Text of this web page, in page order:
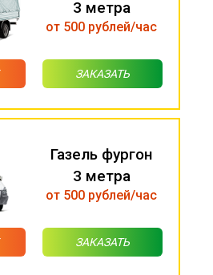
3 метра
от 500 рублей/час
ЗАКАЗАТЬ
Газель фургон
3 метра
от 500 рублей/час
ЗАКАЗАТЬ